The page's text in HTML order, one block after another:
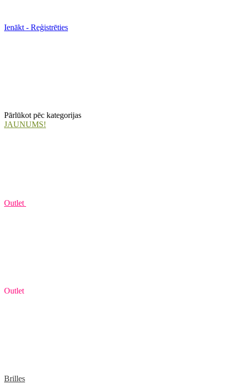
Ienākt - Reģistrēties
Pārlūkot pēc kategorijas
JAUNUMS!
Outlet
Outlet
Brilles